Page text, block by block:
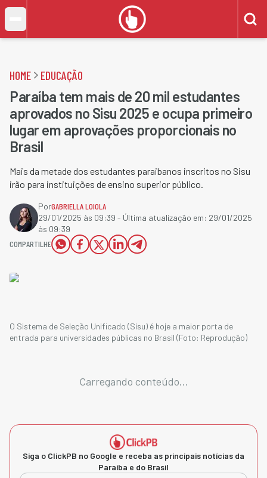
HOME EDUCAÇÃO
Paraíba tem mais de 20 mil estudantes
aprovados no Sisu 2025 e ocupa primeiro
lugar em aprovações proporcionais no
Brasil
Mais da metade dos estudantes paraibanos inscritos no Sisu
irão para instituições de ensino superior público.
PorGABRIELLA LOIOLA
29/01/2025 às 09:39 - Última atualização em: 29/01/2025
às 09:39
COMPARTILHE
O Sistema de Seleção Unificado (Sisu) é hoje a maior porta de
entrada para universidades públicas no Brasil (Foto: Reprodução)
Carregando conteúdo...
Siga o ClickPB no Google e receba as principais notícias da
Paraíba e do Brasil